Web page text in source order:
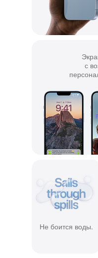
с
Не боится воды.